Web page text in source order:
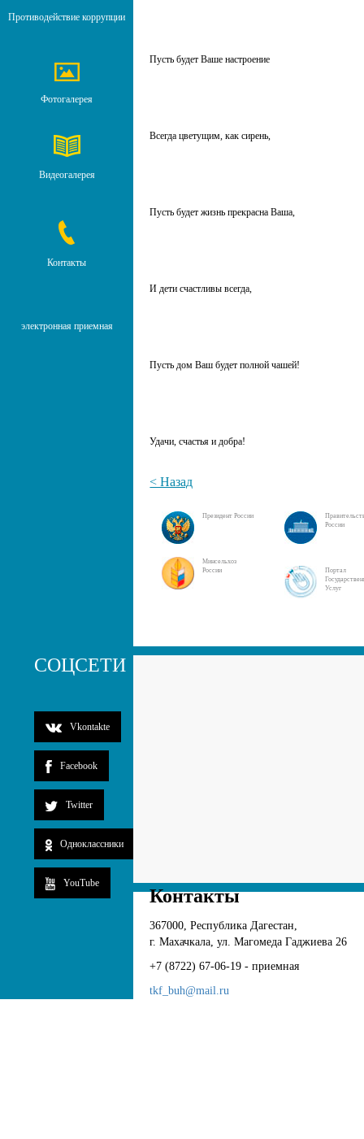
Противодействие коррупции
Фотогалерея
Видеогалерея
Контакты
электронная приемная
СОЦСЕТИ
Vkontakte
Facebook
Twitter
Одноклассники
YouTube
Пусть будет Ваше настроение
Всегда цветущим, как сирень,
Пусть будет жизнь прекрасна Ваша,
И дети счастливы всегда,
Пусть дом Ваш будет полной чашей!
Удачи, счастья и добра!
< Назад
Президент России
Минсельхоз
России
России
Портал
Услуг
Контакты
367000, Республика Дагестан,
г. Махачкала, ул. Магомеда Гаджиева 26
+7 (8722) 67-06-19 - приемная
tkf_buh@mail.ru